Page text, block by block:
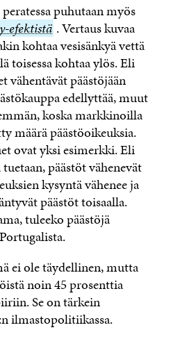
puhutaan myös
efektistä . Vertaus kuvaa
kohtaa vesisänkyä vettä
toisessa kohtaa ylös. Eli
vähentävät päästöjään
edellyttää, muut
koska markkinoilla
määrä päästöoikeuksia.
ovat yksi esimerkki. Eli
päästöt vähenevät
kysyntä vähenee ja
päästöt toisaalla.
tuleeko päästöjä
ei ole täydellinen, mutta
noin 45 prosenttia
Se on tärkein
ilmastopolitiikassa.